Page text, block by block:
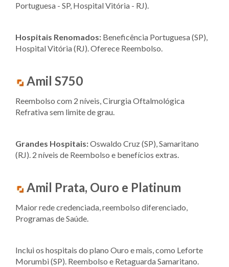
Portuguesa - SP, Hospital Vitória - RJ).
Hospitais Renomados: Beneficência Portuguesa (SP),
Hospital Vitória (RJ). Oferece Reembolso.
Amil S750
Reembolso com 2 níveis, Cirurgia Oftalmológica
Refrativa sem limite de grau.
Grandes Hospitais:Oswaldo Cruz (SP), Samaritano
(RJ). 2 níveis de Reembolso e benefícios extras.
Amil Prata, Ouro e Platinum
Maior rede credenciada, reembolso diferenciado,
Programas de Saúde.
Inclui os hospitais do plano Ouro e mais, como Leforte
Morumbi (SP). Reembolso e Retaguarda Samaritano.